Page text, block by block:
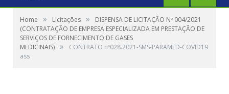
Home » Licitações »
DISPENSA DE LICITAÇÃO Nº 004/2021
(CONTRATAÇÃO DE EMPRESA ESPECIALIZADA EM PRESTAÇÃO DE
SERVIÇOS DE FORNECIMENTO DE GASES
MEDICINAIS) »
CONTRATO nº028.2021-SMS-PARAMED-COVID19
ass